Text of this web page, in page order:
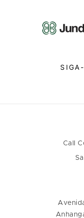
Call